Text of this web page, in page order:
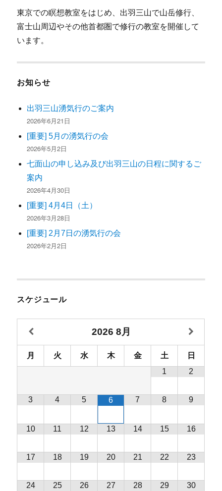
東京での瞑想教室をはじめ、出羽三山で山岳修行、
富士山周辺やその他首都圏で修行の教室を開催して
います。
お知らせ
出羽三山湧気行のご案内
2026年6月21日
[重要] 5月の湧気行の会
2026年5月2日
七面山の申し込み及び出羽三山の日程に関するご
案内
2026年4月30日
[重要] 4月4日（土）
2026年3月28日
[重要] 2月7日の湧気行の会
2026年2月2日
スケジュール
2026 8月
月 火 水 木 金 土
日
1
2
3 4 5 6 7 8 9
10 11 12 13 14 15 16
17 18 19 20 21 22 23
24 25 26 27 28 29 30